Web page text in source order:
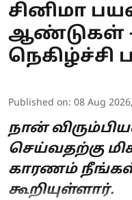
சினிமா
ஆண்டுகள் -
நெகிழ்ச்சி
Published on: 08 Aug
நான்
செய்வதற்கு
காரணம்
கூறியுள்ளார்.